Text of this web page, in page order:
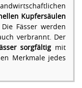
Kupfersäulen
Fässer werden
verbrannt. Der
sorgfältig mit
Merkmale jedes